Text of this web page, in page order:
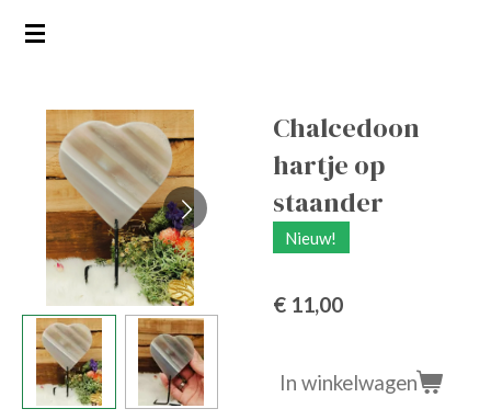
Ga
hoofdinhoud
Chalcedoon
hartje op
staander
Nieuw!
€ 11,00
In winkelwagen